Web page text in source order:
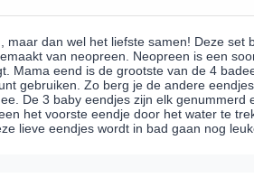
maar dan wel het liefste samen! Deze set
van neopreen. Neopreen is een
Mama eend is de grootste van de 4
gebruiken. Zo berg je de andere
De 3 baby eendjes zijn elk genummerd
het voorste eendje door het water te
lieve eendjes wordt in bad gaan nog